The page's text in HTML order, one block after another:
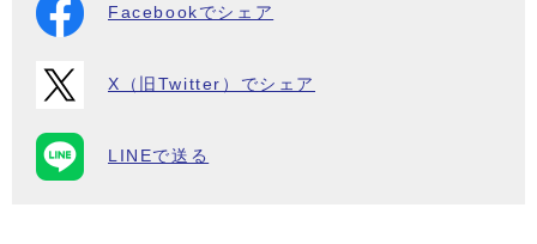
Facebookでシェア
X（旧Twitter）でシェア
LINEで送る